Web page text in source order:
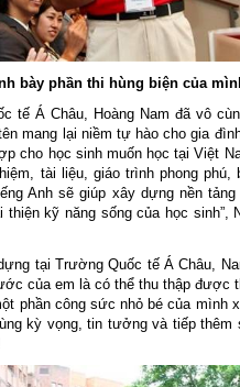
bày phần thi hùng biện của
tế Á Châu, Hoàng Nam đã vô
mang lại niềm tự hào cho gia
cho học sinh muốn học tại Việt
tài liệu, giáo trình phong
Anh sẽ giúp xây dựng nền
kỹ năng sống của học sinh”,
tại Trường Quốc tế Á Châu,
của em là có thể thu thập
phần công sức nhỏ bé của mình
kỳ vọng, tin tưởng và tiếp thêm